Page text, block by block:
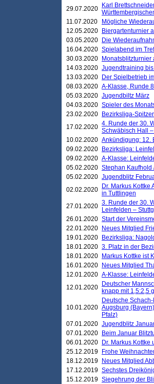
29.07.2020
Karl
11.07.2020
Mögliche
12.05.2020
Biergartenturnier
03.05.2020
Die
16.04.2020 Spielabend im
30.03.2020
Monatsblitzturnier
14.03.2020 Jugendtraining
13.03.2020
Der Spielbetrieb
08.03.2020 A-Klasse, Runde
05.03.2020 Jugendbiltz März
04.03.2020 Spieler des
23.02.2020
Bezirksliga-
17.02.2020 4. Runde der 30.
Schwäbisch Hall
10.02.2020 Ankündigung: 12.
09.02.2020
Bezirksliga:
09.02.2020 A-Klasse:
05.02.2020 Stephan Kaufhold
05.02.2020 Jugendblitz
02.02.2020
Dr. Markus
in Tuttlingen
27.01.2020 3. Runde der 30.
Leinfelden –
26.01.2020 Start der
22.01.2020
Neues Mitglied
19.01.2020
Bezirksliga:
18.01.2020 3. Platz in der
18.01.2020
Markus Kottke ist
16.01.2020
Neues Mitglied
12.01.2020 A-Klasse:
12.01.2020
Deutscher
knapp mit 1,5:2,5
10.01.2020
Deutsche
Augsburg
Pfalz)
07.01.2020 Jugendblitz
07.01.2020
Beim Januar
06.01.2020
Dr. Markus
25.12.2019
Frohe
18.12.2019
Neues Mitglied
17.12.2019 Sechstes
15.12.2019 Siegehrung der